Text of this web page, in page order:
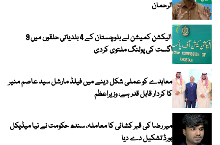
الرحمان
الیکشن کمیشن نے بلوچستان کے 4 بلدیاتی حلقوں میں 9
اگست کی پولنگ ملتوی کردی
معاہدے کو عملی شکل دینے میں فیلڈ مارشل سید عاصم منیر
کا کردار قابل قدر ہے، وزیراعظم
میر رضا کی قبر کشائی کا معاملہ، سندھ حکومت نے نیا میڈیکل
بورڈ تشکیل دے دیا